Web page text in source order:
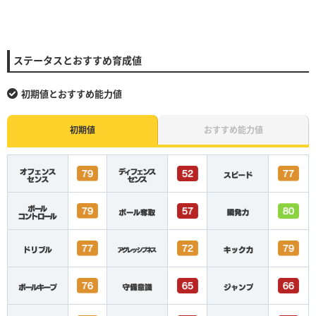
ステータスとおすすめ育成値
初期値とおすすめ能力値
初期値 おすすめ能力値